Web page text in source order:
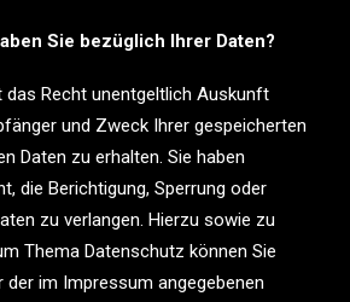
Sie bezüglich Ihrer Daten?
das Recht unentgeltlich Auskunft
und Zweck Ihrer gespeicherten
Daten zu erhalten. Sie haben
die Berichtigung, Sperrung oder
zu verlangen. Hierzu sowie zu
Thema Datenschutz können Sie
der im Impressum angegebenen